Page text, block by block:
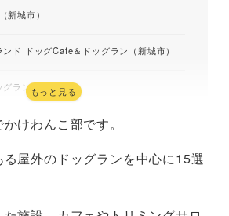
新城市）
ド ドッグCafe＆ドッグラン（新城市）
グラン（東海市）
グラン（名古屋市）
グラン（名古屋市）
もっと見る
けわんこ部です。
屋外のドッグランを中心に15選